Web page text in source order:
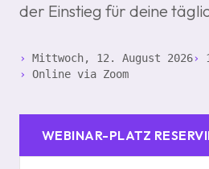
der Einstieg für deine
› Mittwoch, 12. August 2026›
›
Online via Zoom
WEBINAR-PLATZ